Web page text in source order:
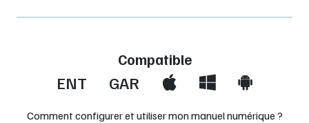
Compatible
ENT GAR
Comment configurer et utiliser mon manuel numérique ?